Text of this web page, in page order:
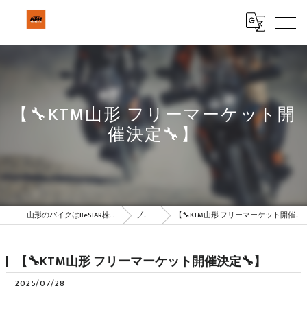
【🔧KTM山形 フリーマーケット開
催決定🔧】
山形のバイクはBeSTAR株式会社 ブログ 【🔧KTM山形 フリーマーケット開催決定🔧】
【🔧KTM山形 フリーマーケット開催決定🔧】
2025/07/28